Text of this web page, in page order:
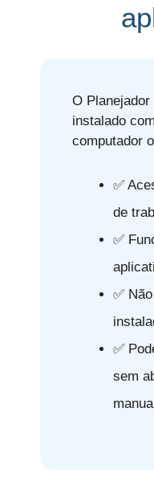
O
instalado
computador
✅
de
✅
✅
✅
sem